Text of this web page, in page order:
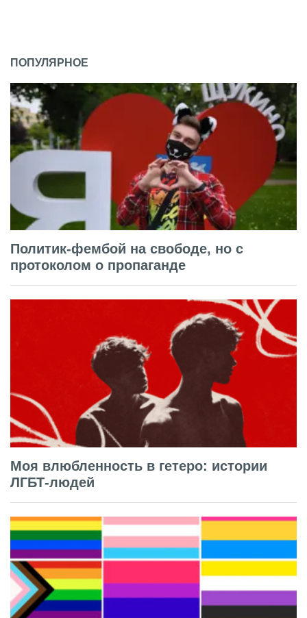
ПОПУЛЯРНОЕ
Политик-фембой на свободе, но с
протоколом о пропаганде
Моя влюбленность в гетеро: истории
ЛГБТ-людей